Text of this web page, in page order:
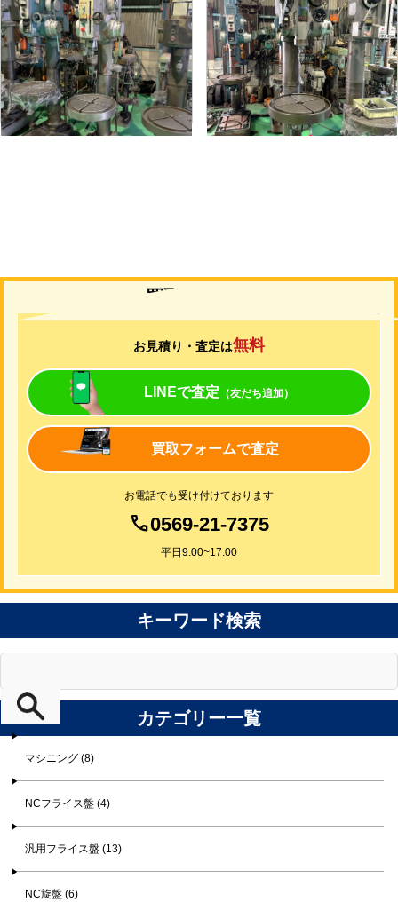
直立ボール盤
メーカー 吉田
形 式YD2-55
年 式-
直立ボール盤
メーカー 吉田
形 式YUD-600
年 式-
買取について
お見積り・査定は無料
LINEで査定 （友だち追加）
買取フォームで査定
お電話でも受け付けております
0569-21-7375
平日9:00~17:00
キーワード検索
カテゴリー一覧
マシニング (8)
NCフライス盤 (4)
汎用フライス盤 (13)
NC旋盤 (6)